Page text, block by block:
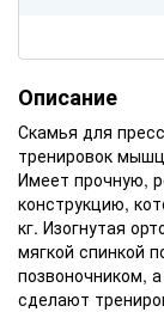
Описание
Скамья для
тренировок
Имеет прочную,
конструкцию,
кг. Изогнутая
мягкой спинкой
позвоночником,
сделают